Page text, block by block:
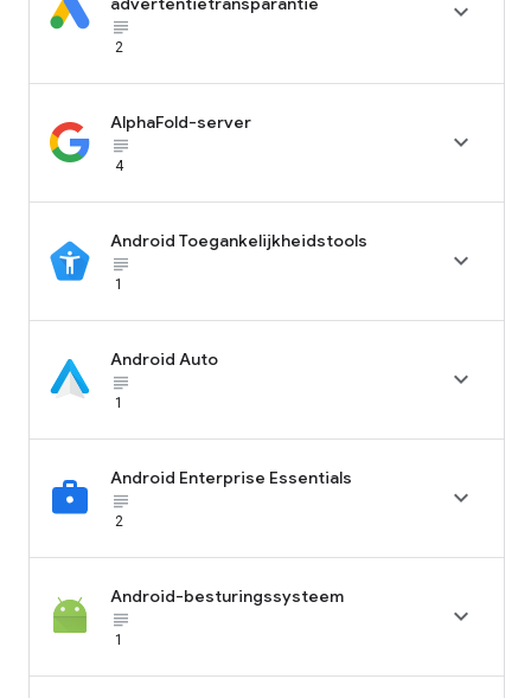
subject_black
2

AlphaFold-server
subject_black
4

Android Toegankelijkheidstools
subject_black
1

Android Auto
subject_black
1

Android Enterprise Essentials
subject_black
2

Android-besturingssysteem
subject_black
1
